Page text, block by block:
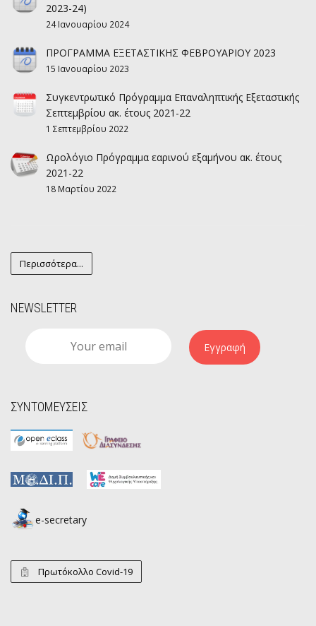
2023-24)
24 Ιανουαρίου 2024
ΠΡΟΓΡΑΜΜΑ ΕΞΕΤΑΣΤΙΚΗΣ ΦΕΒΡΟΥΑΡΙΟΥ 2023
15 Ιανουαρίου 2023
Συγκεντρωτικό Πρόγραμμα Επαναληπτικής Εξεταστικής
Σεπτεμβρίου ακ. έτους 2021-22
1 Σεπτεμβρίου 2022
Ωρολόγιο Πρόγραμμα εαρινού εξαμήνου ακ. έτους
2021-22
18 Μαρτίου 2022
Περισσότερα...
NEWSLETTER
Εγγραφή
ΣΥΝΤΟΜΕΥΣΕΙΣ
e-secretary
Πρωτόκολλο Covid-19